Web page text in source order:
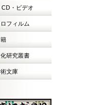
CD・ビデオ
フィルム
研究叢書
術文庫